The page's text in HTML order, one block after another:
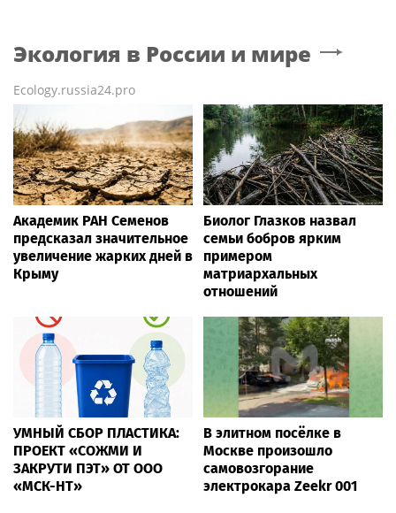
Экология в России и мире
Ecology.russia24.pro
Академик РАН Семенов
предсказал значительное
увеличение жарких дней в
Крыму
Биолог Глазков назвал
семьи бобров ярким
примером
матриархальных
отношений
УМНЫЙ СБОР ПЛАСТИКА:
ПРОЕКТ «СОЖМИ И
ЗАКРУТИ ПЭТ» ОТ ООО
«МСК-НТ»
В элитном посёлке в
Москве произошло
самовозгорание
электрокара Zeekr 001